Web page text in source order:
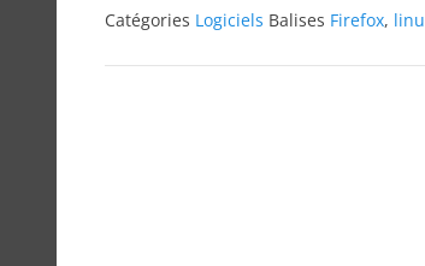
Catégories Logiciels Balises Firefox,